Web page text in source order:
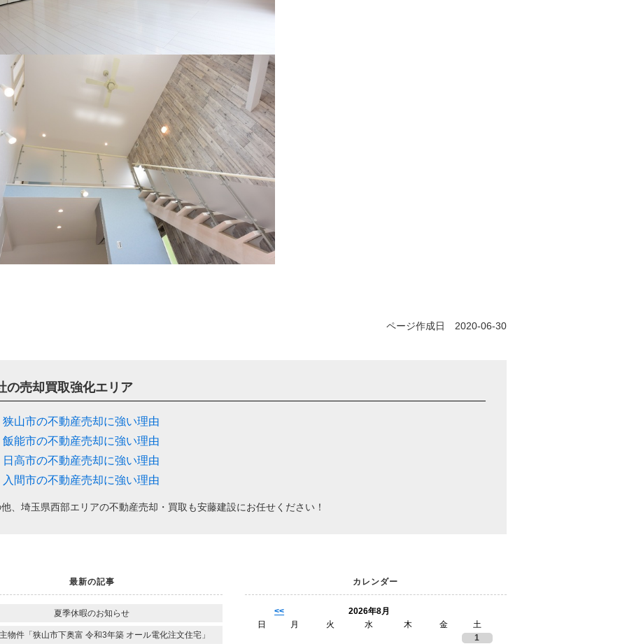
ページ作成日 2020-06-30
の売却買取強化エリア
狭山市の不動産売却に強い理由
飯能市の不動産売却に強い理由
日高市の不動産売却に強い理由
入間市の不動産売却に強い理由
、埼玉県西部エリアの不動産売却・買取も安藤建設にお任せください！
最新の記事
夏季休暇のお知らせ
物件「狭山市下奥富 令和3年築 オール電化注文住宅」
カレンダー
<<
2026年8月
日
月 火 水 木 金
土
1